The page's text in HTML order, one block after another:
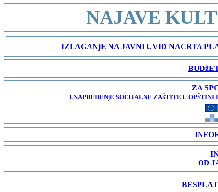
-
NAJAVE
-
IZLAGANjE NA JAVNI UVID NACRTA
-
-
ZA
UNAPREĐENjE SOCIJALNE ZAŠTITE U OPŠTINI
-
-
OD
-